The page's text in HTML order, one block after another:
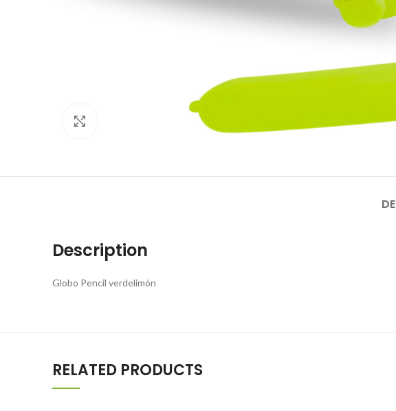
Description
Globo Pencil verdelimón
RELATED PRODUCTS